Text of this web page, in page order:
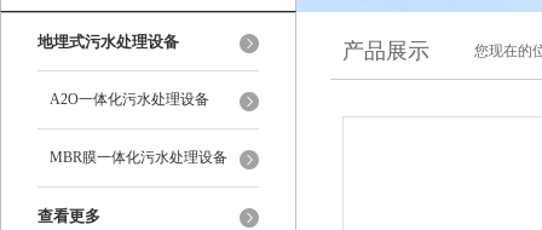
地埋式污水处理设备
A2O一体化污水处理设备
MBR膜一体化污水处理设备
查看更多
产品展示 您现在的